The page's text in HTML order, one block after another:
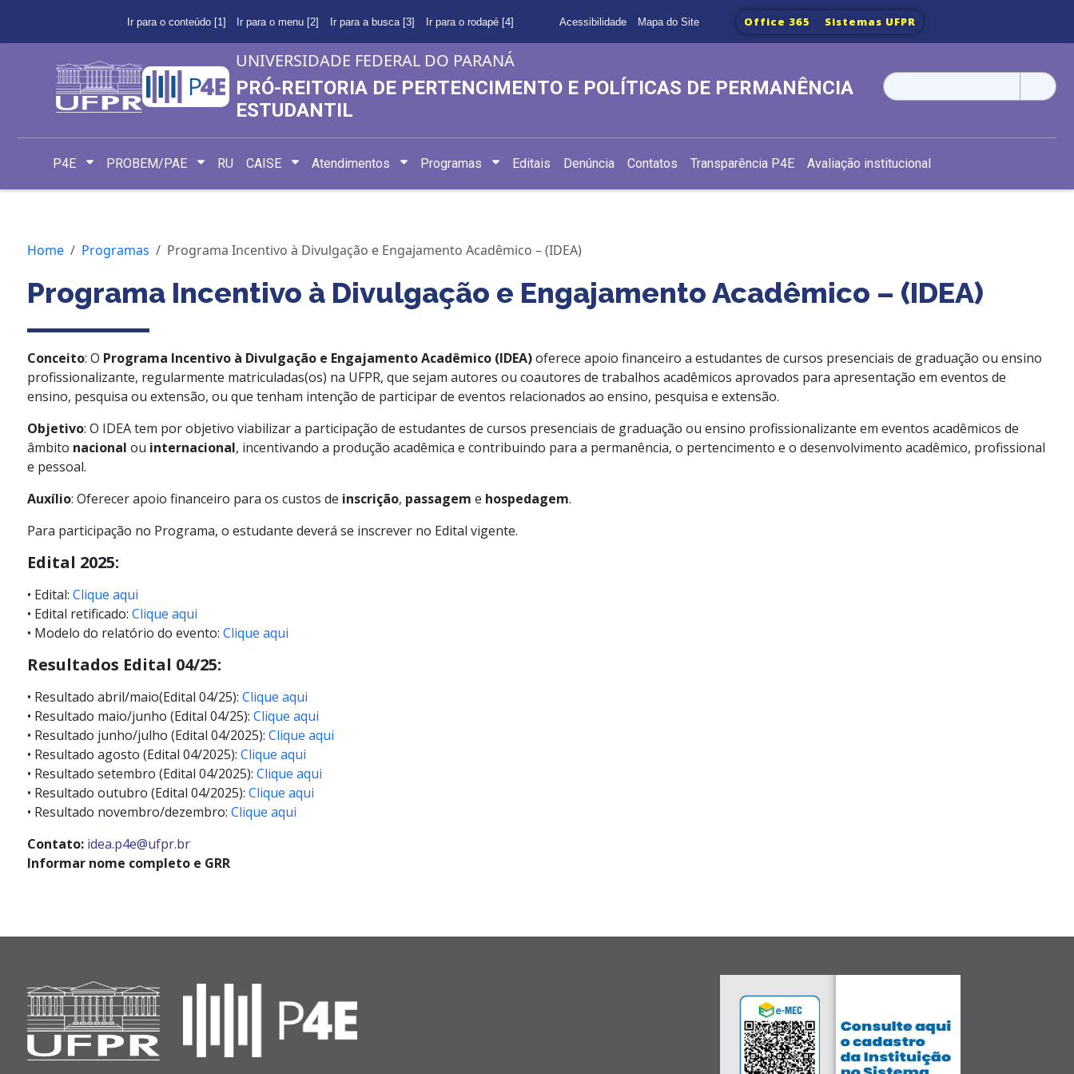
Ir para o conteúdo [1] Ir para o menu [2] Ir para a busca [3] Ir para o rodapé [4] Acessibilidade Mapa do Site Office 365 Sistemas UFPR
UNIVERSIDADE FEDERAL DO PARANÁ
PRÓ-REITORIA DE PERTENCIMENTO E POLÍTICAS DE PERMANÊNCIA
ESTUDANTIL
Pesquisar
por:
P4E PROBEM/PAE RU CAISE Atendimentos Programas Editais Denúncia Contatos Transparência P4E Avaliação institucional
Home Programas Programa Incentivo à Divulgação e Engajamento Acadêmico – (IDEA)
Programa Incentivo à Divulgação e Engajamento Acadêmico – (IDEA)
Conceito: O Programa Incentivo à Divulgação e Engajamento Acadêmico (IDEA)oferece apoio financeiro a estudantes de cursos presenciais de graduação ou ensino
profissionalizante, regularmente matriculadas(os) na UFPR, que sejam autores ou coautores de trabalhos acadêmicos aprovados para apresentação em eventos de
ensino, pesquisa ou extensão, ou que tenham intenção de participar de eventos relacionados ao ensino, pesquisa e extensão.
Objetivo: O IDEA tem por objetivo viabilizar a participação de estudantes de cursos presenciais de graduação ou ensino profissionalizante em eventos acadêmicos de
âmbito nacional ou internacional, incentivando a produção acadêmica e contribuindo para a permanência, o pertencimento e o desenvolvimento acadêmico, profissional
e pessoal.
Auxílio: Oferecer apoio financeiro para os custos de inscrição, passagem e hospedagem.
Para participação no Programa, o estudante deverá se inscrever no Edital vigente.
Edital 2025:
• Edital: Clique aqui
• Edital retificado: Clique aqui
• Modelo do relatório do evento: Clique aqui
Resultados Edital 04/25:
• Resultado abril/maio(Edital 04/25): Clique aqui
• Resultado maio/junho (Edital 04/25): Clique aqui
• Resultado junho/julho (Edital 04/2025): Clique aqui
• Resultado agosto (Edital 04/2025): Clique aqui
• Resultado setembro (Edital 04/2025): Clique aqui
• Resultado outubro (Edital 04/2025): Clique aqui
• Resultado novembro/dezembro: Clique aqui
Contato: idea.p4e@ufpr.br
Informar nome completo e GRR